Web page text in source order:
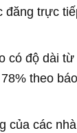
trực
có độ dài
theo
của các